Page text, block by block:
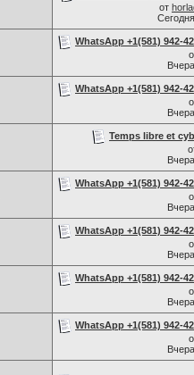
от
Сегодня
WhatsApp +1(581) 942-
Вчера
WhatsApp +1(581) 942-
Вчера
Temps libre et
Вчера
WhatsApp +1(581) 942-
Вчера
WhatsApp +1(581) 942-
Вчера
WhatsApp +1(581) 942-
Вчера
WhatsApp +1(581) 942-
Вчера